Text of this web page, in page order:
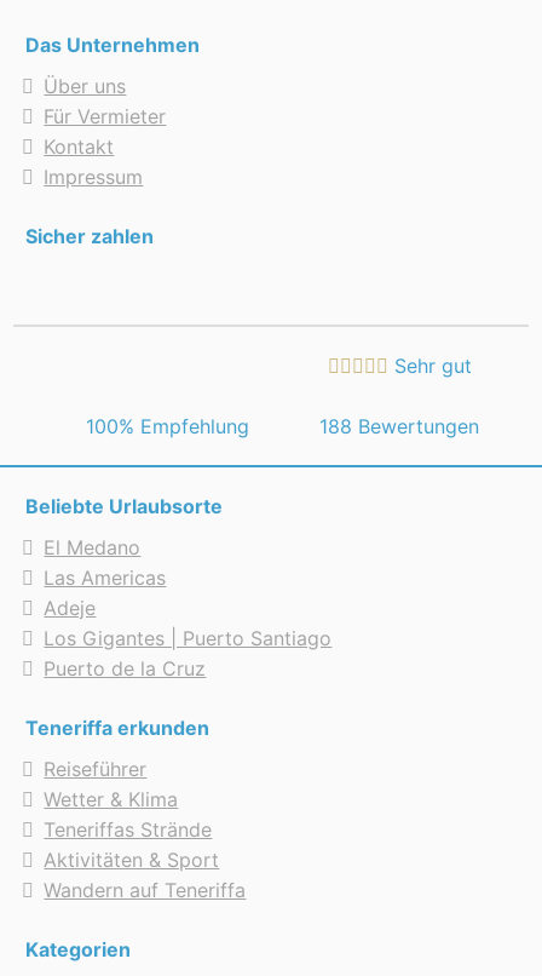
Das Unternehmen
Über uns
Für Vermieter
Kontakt
Impressum
Sicher zahlen
Sehr gut
100% Empfehlung 188 Bewertungen
Beliebte Urlaubsorte
El Medano
Las Americas
Adeje
Los Gigantes | Puerto Santiago
Puerto de la Cruz
Teneriffa erkunden
Reiseführer
Wetter & Klima
Teneriffas Strände
Aktivitäten & Sport
Wandern auf Teneriffa
Kategorien